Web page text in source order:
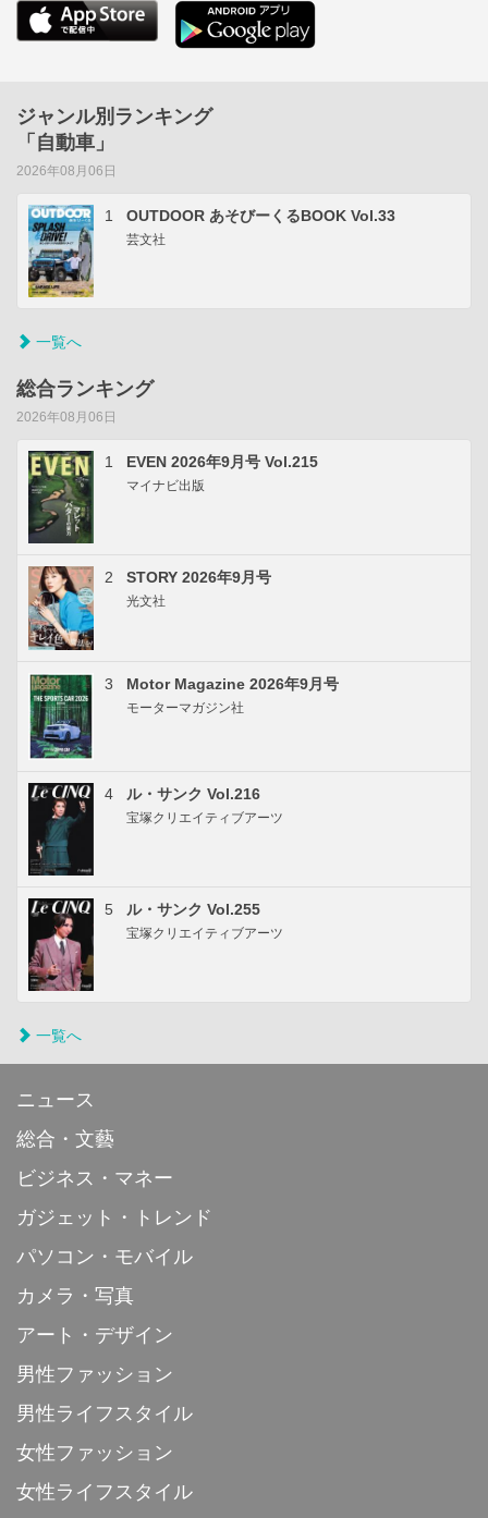
ジャンル別ランキング
「自動車」
2026年08月06日
1 OUTDOOR あそびーくるBOOK Vol.33
芸文社
一覧へ
総合ランキング
2026年08月06日
1 EVEN 2026年9月号 Vol.215
マイナビ出版
2 STORY 2026年9月号
光文社
3 Motor Magazine 2026年9月号
モーターマガジン社
4 ル・サンク Vol.216
宝塚クリエイティブアーツ
5 ル・サンク Vol.255
宝塚クリエイティブアーツ
一覧へ
ニュース
総合・文藝
ビジネス・マネー
ガジェット・トレンド
パソコン・モバイル
カメラ・写真
アート・デザイン
男性ファッション
男性ライフスタイル
女性ファッション
女性ライフスタイル